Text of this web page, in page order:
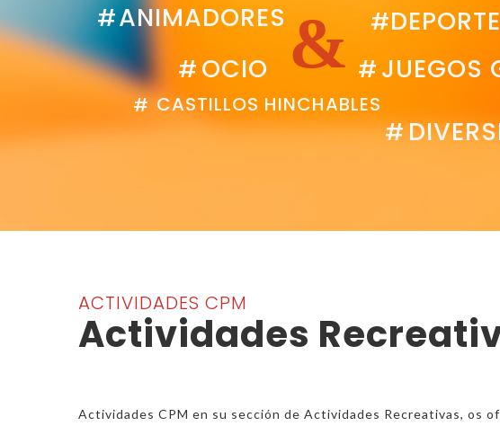
OCIO
#
#
# #
&
ANIMADORES
JUEGOS
#
CASTILLOS HINCHABLES
#
ACTIVIDADES CPM
Actividades
Actividades CPM en su sección de Actividades Recreativas, os